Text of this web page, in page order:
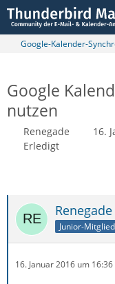
Google-Kalender-
Google
nutzen
Renegade 16.
Erledigt
Renegade
Junior-Mitglied
16. Januar 2016 um 16:36